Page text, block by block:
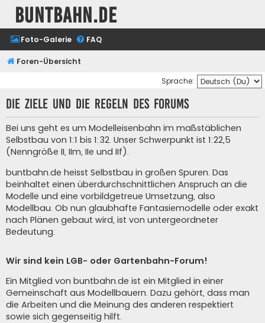
buntbahn.de
Foto-Galerie FAQ
Foren-Übersicht
Sprache:
Die Ziele und die Regeln des Forums
Bei uns geht es um Modelleisenbahn im maßstäblichen
Selbstbau von 1:1 bis 1:32. Unser Schwerpunkt ist 1:22,5
(Nenngröße II, IIm, IIe und IIf).
buntbahn.de heisst Selbstbau in großen Spuren. Das
beinhaltet einen überdurchschnittlichen Anspruch an die
Modelle und eine vorbildgetreue Umsetzung, also
Modellbau. Ob nun glaubhafte Fantasiemodelle oder exakt
nach Plänen gebaut wird, ist von untergeordneter
Bedeutung.
Wir sind kein LGB- oder Gartenbahn-Forum!
Ein Mitglied von buntbahn.de ist ein Mitglied in einer
Gemeinschaft aus Modellbauern. Dazu gehört, dass man
die Arbeiten und die Meinung des anderen respektiert
sowie sich gegenseitig hilft.